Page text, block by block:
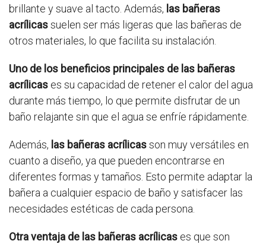
brillante y suave al tacto. Además, las bañeras
acrílicassuelen ser más ligeras que las bañeras de
otros materiales, lo que facilita su instalación.
Uno de los beneficios principales de las bañeras
acrílicas es su capacidad de retener el calor del agua
durante más tiempo, lo que permite disfrutar de un
baño relajante sin que el agua se enfríe rápidamente.
Además, las bañeras acrílicasson muy versátiles en
cuanto a diseño, ya que pueden encontrarse en
diferentes formas y tamaños. Esto permite adaptar la
bañera a cualquier espacio de baño y satisfacer las
necesidades estéticas de cada persona.
Otra ventaja de las bañeras acrílicas es que son